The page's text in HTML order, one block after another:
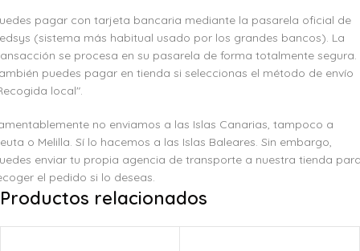
pagar con tarjeta bancaria mediante la pasarela oficial de
(sistema más habitual usado por los grandes bancos). La
se procesa en su pasarela de forma totalmente segura.
puedes pagar en tienda si seleccionas el método de envío
local".
no enviamos a las Islas Canarias, tampoco a
o Melilla. Sí lo hacemos a las Islas Baleares. Sin embargo,
enviar tu propia agencia de transporte a nuestra tienda
el pedido si lo deseas.
Productos relacionados